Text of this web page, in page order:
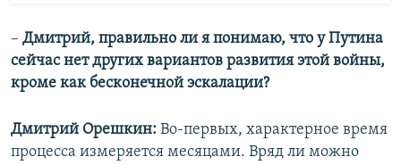
– Дмитрий, правильно ли я понимаю, что у Путина
сейчас нет других вариантов развития этой войны,
кроме как бесконечной эскалации?
Дмитрий Орешкин: Во-первых, характерное время
процесса измеряется месяцами. Вряд ли можно